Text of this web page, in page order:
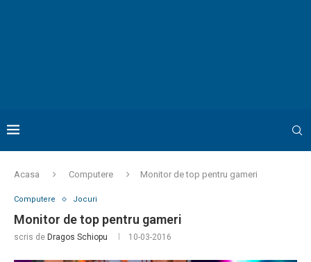
Acasa Computere Monitor de top pentru gameri
Computere Jocuri
Monitor de top pentru gameri
scris de Dragos Schiopu 10-03-2016